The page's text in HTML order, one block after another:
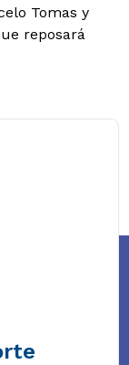
Tomas y
reposará